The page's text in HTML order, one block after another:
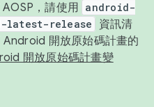
，請使用 android-
latest-release
資訊清
開放原始碼計畫的
開放原始碼計畫變